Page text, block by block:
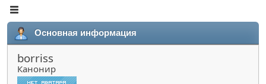
Основная информация
borriss
Канонир